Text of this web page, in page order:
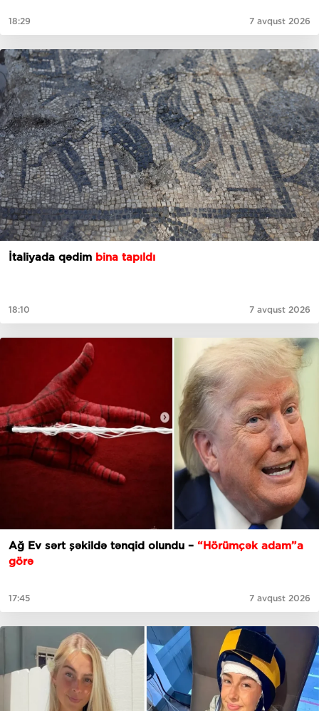
18:29 7 avqust 2026
İtaliyada qədim bina tapıldı
18:10 7 avqust 2026
Ağ Ev sərt şəkildə tənqid olundu – “Hörümçək adam”a
görə
17:45 7 avqust 2026